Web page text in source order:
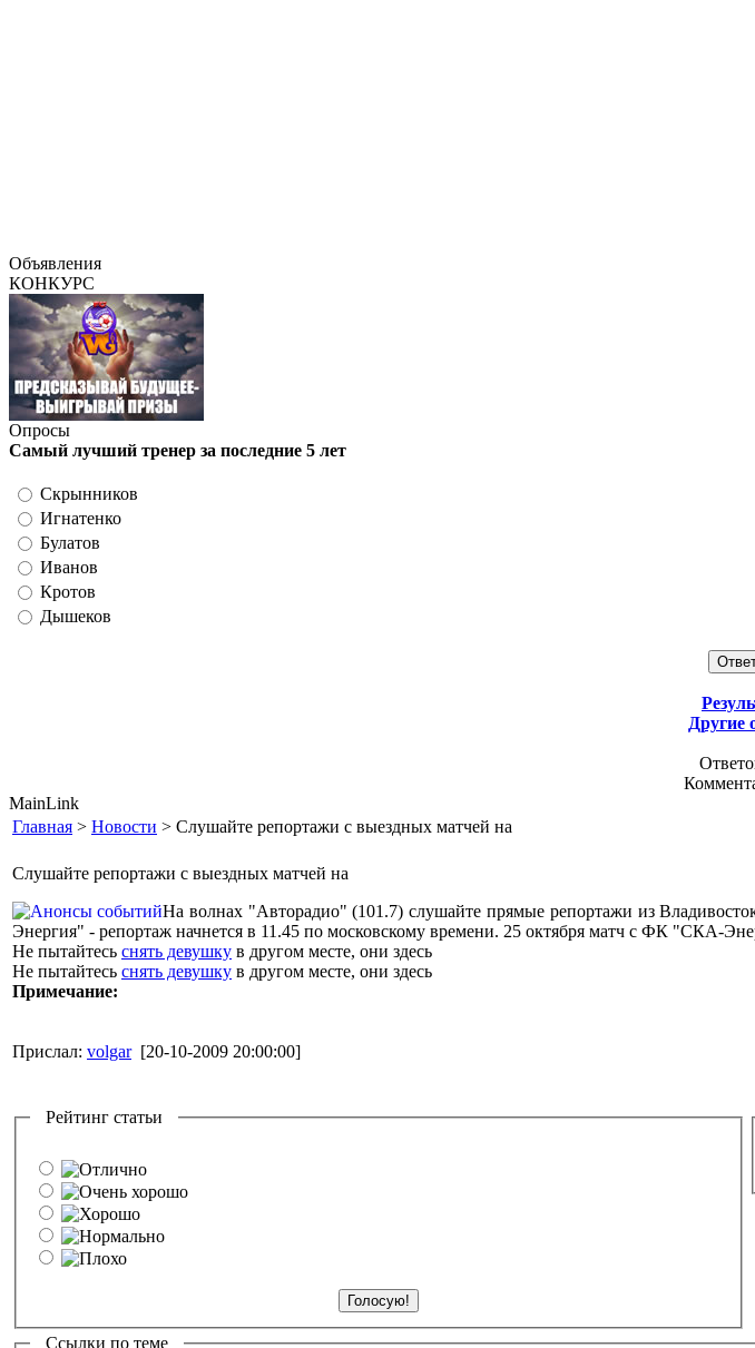
Объявления
КОНКУРС
Опросы
Самый лучший тренер за последние 5 лет
Скрынников
Игнатенко
Булатов
Иванов
Кротов
Дышеков
Другие
MainLink
Главная > Новости > Слушайте репортажи с выездных матчей на
Слушайте репортажи с выездных матчей на
На волнах "Авторадио" (101.7) слушайте прямые репортажи из
Энергия" - репортаж начнется в 11.45 по московскому времени. 25 октября матч с ФК "СКА-
Не пытайтесь снять девушку в другом месте, они здесь
Не пытайтесь снять девушку в другом месте, они здесь
Примечание:
Прислал: volgar [20-10-2009 20:00:00]
Рейтинг статьи
Ссылки по теме